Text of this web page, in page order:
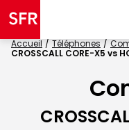
Accueil Téléphones
CROSSCALL CORE-X5 vs